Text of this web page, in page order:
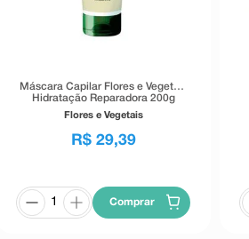
Máscara Capilar Flores e Vegetais
Hidratação Reparadora 200g
Flores e Vegetais
R$ 29,39
Comprar